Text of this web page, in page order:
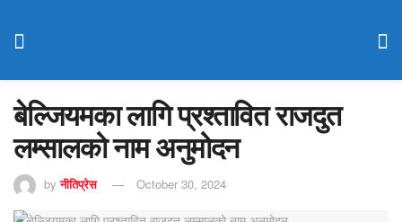
बेल्जियमका लागि प्रश्तावित राजदुत
लम्सालको नाम अनुमोदन
by नीतिप्रेस October 30, 2024